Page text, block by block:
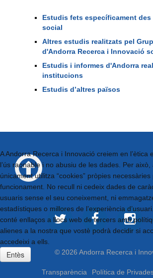
Estudis fets específicament des
social
Altres estudis realitzats pel
d'Andorra Recerca i Innovació
Estudis i informes d'Andorra
institucions
Estudis d’altres països
© 2026 Andorra Recerca i
Transparència Política de
A Andorra Recerca i Innovació creiem en l’ètica
l’ús raonable i no abusiu de les dades. Per
únicament utilitza “cookies” pròpies necessàries
funcionament. No recull ni cedeix dades de
usuaris sense el seu coneixement, ni
estadístiques o millores de l’experiència
conté enllaços a llocs web de tercers amb
alienes a la nostra que vostè podrà decidir si
accedeixi a ells.
Entès